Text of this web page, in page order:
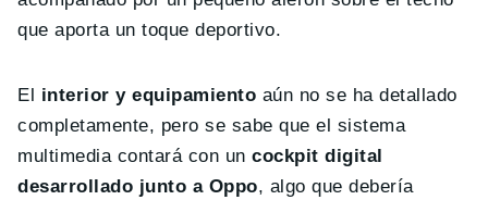
que aporta un toque deportivo.
El interior y equipamiento aún no se ha detallado
completamente, pero se sabe que el sistema
multimedia contará con uncockpit digital
desarrollado junto a Oppo, algo que debería